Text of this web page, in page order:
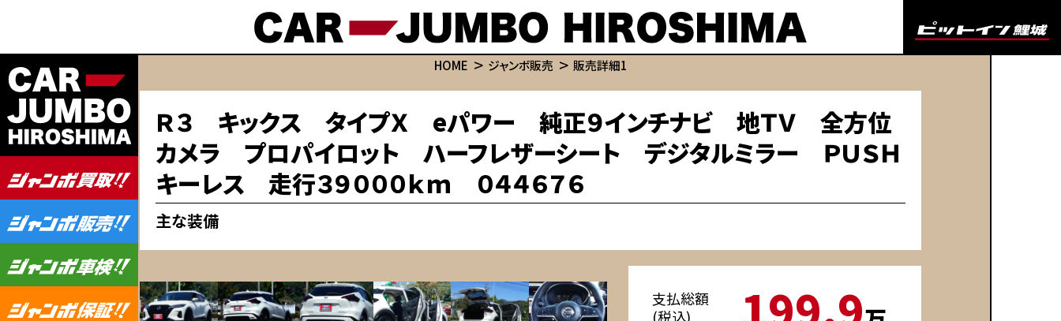
HOME ジャンボ販売 販売詳細1
Ｒ３ キックス タイプＸ eパワー 純正９インチナビ 地ＴＶ 全方位
カメラ プロパイロット ハーフレザーシート デジタルミラー ＰＵＳＨ
キーレス 走行３９０００ｋｍ ０４４６７６
主な装備
支払総額
(税込)
199.9